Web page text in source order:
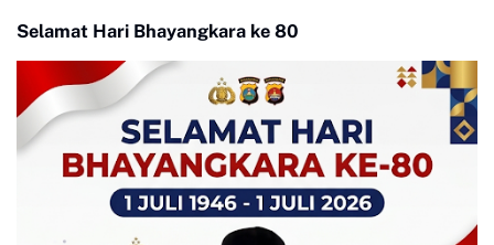
Selamat Hari Bhayangkara ke 80